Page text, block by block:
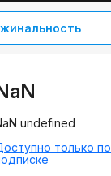
undefined
только по